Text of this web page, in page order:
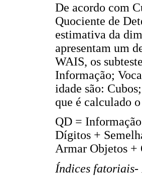
De acordo com
Quociente de
estimativa da
apresentam um
WAIS, os
Informação;
idade são:
que é calculado
QD =
Dígitos +
Armar Objetos +
Índices